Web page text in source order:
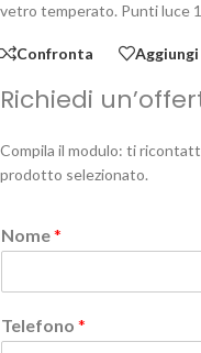
vetro temperato. Punti luce
Confronta
Richiedi
Compila il modulo: ti
prodotto selezionato.
Nome*
Telefono *